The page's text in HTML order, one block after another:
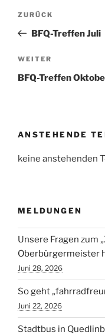
Vorheriger
Beitrag
ZURÜCK
BFQ-Treffen Juli
Nächster
Beitrag
WEITER
BFQ-Treffen
ANSTEHENDE
keine anstehenden
MELDUNGEN
Unsere Fragen zum
Oberbürgermeister
Juni 28, 2026
So geht
Juni 22, 2026
Stadtbus in